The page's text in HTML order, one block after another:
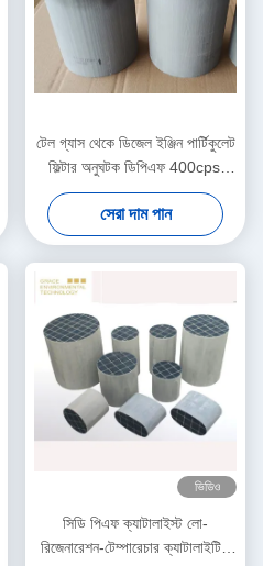
টেল গ্যাস থেকে ডিজেল ইঞ্জিন পার্টিকুলেট
ফিল্টার অনুঘটক ডিপিএফ 400cpsi
কালো ধোঁয়া সরান
সেরা দাম পান
ভিডিও
সিডি পিএফ ক্যাটালাইস্ট লো-
রিজেনারেশন-টেম্পারেচার ক্যাটালাইটিক